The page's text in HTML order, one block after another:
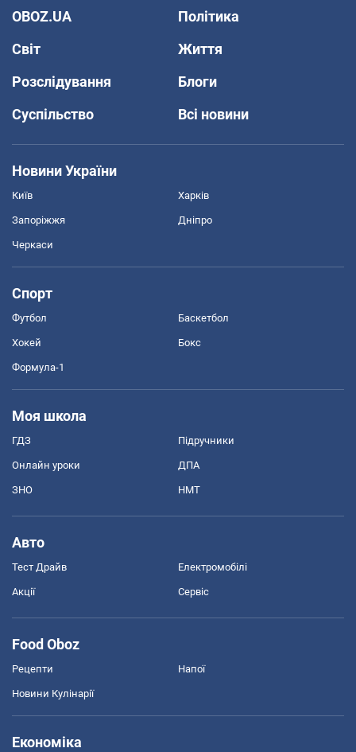
OBOZ.UA
Політика
Світ
Життя
Розслідування
Блоги
Суспільство
Всі новини
Новини України
Київ Харків
Запоріжжя Дніпро
Черкаси
Спорт
Футбол Баскетбол
Хокей Бокс
Формула-1
Моя школа
ГДЗ Підручники
Онлайн уроки ДПА
ЗНО НМТ
Авто
Тест Драйв Електромобілі
Акції Сервіс
Food Oboz
Рецепти Напої
Новини Кулінарії
Економіка